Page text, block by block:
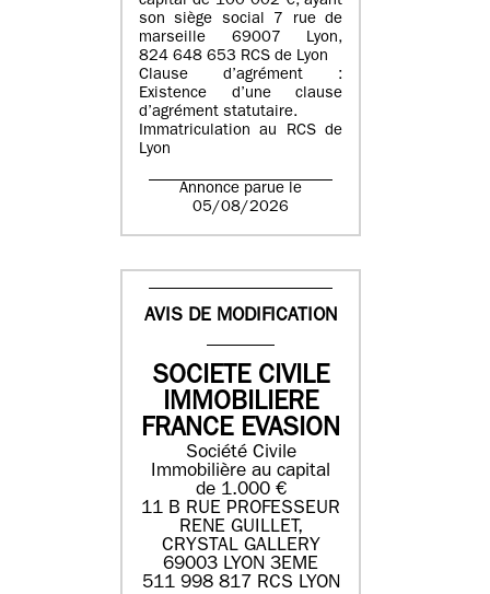
son siège social 7 rue de
marseille 69007 Lyon,
824 648 653 RCS de Lyon
Clause d’agrément :
Existence d’une clause
d’agrément statutaire.
Immatriculation au RCS de
Lyon
Annonce parue le
05/08/2026
AVIS DE MODIFICATION
SOCIETE CIVILE
IMMOBILIERE
FRANCE EVASION
Société Civile
Immobilière au capital
de 1.000 €
11 B RUE PROFESSEUR
RENE GUILLET,
CRYSTAL GALLERY
69003 LYON 3EME
511 998 817 RCS LYON